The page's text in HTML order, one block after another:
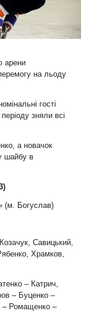
арени
на льоду
гості
зняли всі
а новачок
шайбу в
(м. Богуслав)
Савицький,
Храмков,
– Катрич,
– Буценко –
– Ромащенко –